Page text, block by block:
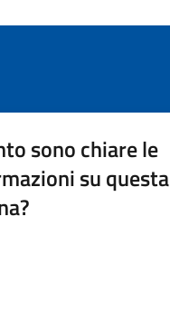
sono chiare le
su questa